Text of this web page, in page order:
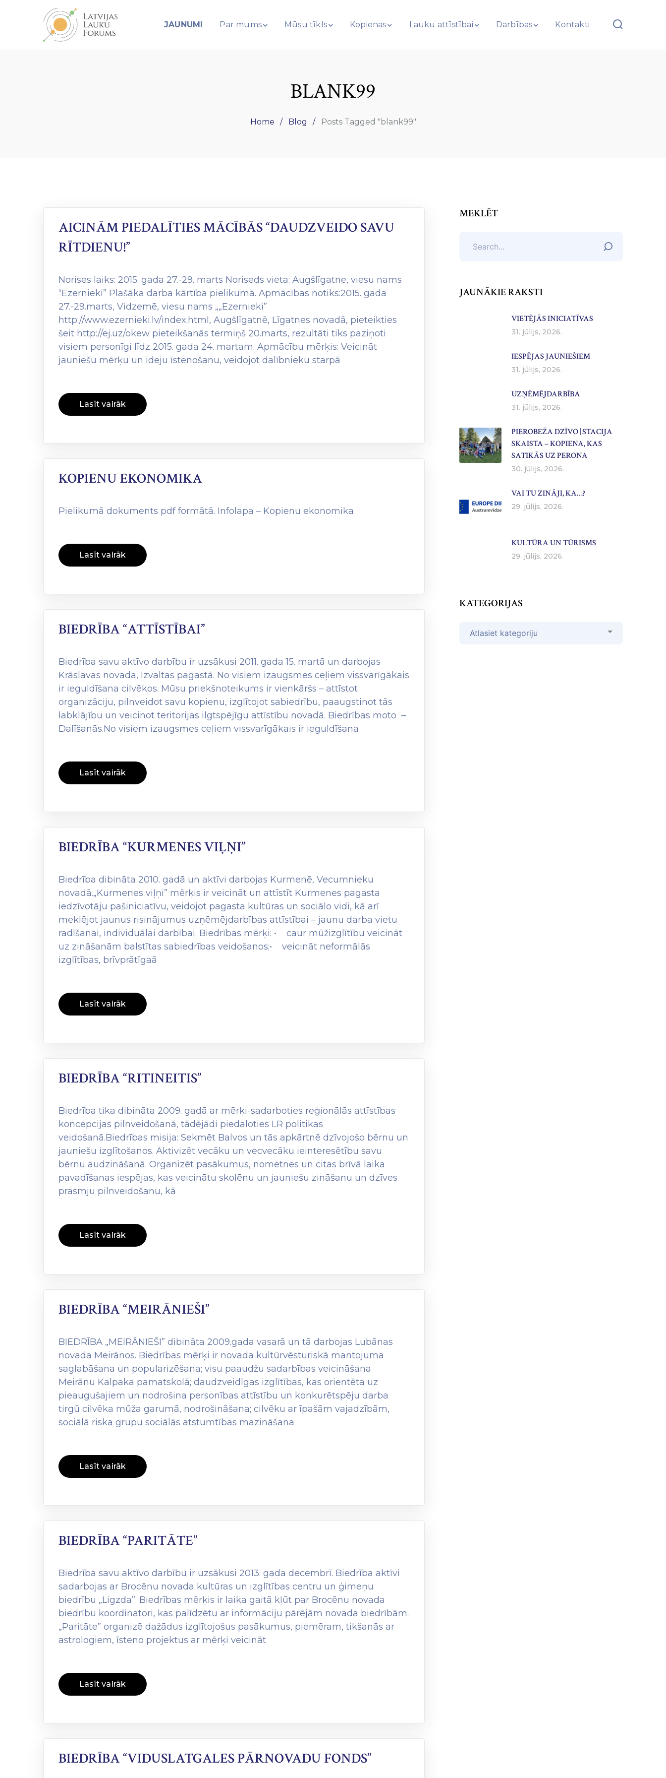
JAUNUMI Par mums Mūsu tīkls Kopienas Lauku attīstībai Darbības Kontakti
BLANK99
Home Blog Posts Tagged "blank99"
AICINĀM PIEDALĪTIES MĀCĪBĀS “DAUDZVEIDO SAVU
RĪTDIENU!”
Norises laiks: 2015. gada 27.-29. marts Noriseds vieta: Augšlīgatne, viesu nams
“Ezernieki” Plašāka darba kārtība pielikumā. Apmācības notiks:2015. gada
27.-29.marts, Vidzemē, viesu nams „„Ezernieki”
http://www.ezernieki.lv/index.html, Augšlīgatnē, Līgatnes novadā, pieteikties
šeit http://ej.uz/okew pieteikšanās termiņš 20.marts, rezultāti tiks paziņoti
visiem personīgi līdz 2015. gada 24. martam. Apmācību mērķis: Veicināt
jauniešu mērķu un ideju īstenošanu, veidojot dalībnieku starpā
Lasīt vairāk
KOPIENU EKONOMIKA
Pielikumā dokuments pdf formātā. Infolapa – Kopienu ekonomika
Lasīt vairāk
BIEDRĪBA “ATTĪSTĪBAI”
Biedrība savu aktīvo darbību ir uzsākusi 2011. gada 15. martā un darbojas
Krāslavas novada, Izvaltas pagastā. No visiem izaugsmes ceļiem vissvarīgākais
ir ieguldīšana cilvēkos. Mūsu priekšnoteikums ir vienkāršs – attīstot
organizāciju, pilnveidot savu kopienu, izglītojot sabiedrību, paaugstinot tās
labklājību un veicinot teritorijas ilgtspējīgu attīstību novadā. Biedrības moto –
Dalīšanās.No visiem izaugsmes ceļiem vissvarīgākais ir ieguldīšana
Lasīt vairāk
BIEDRĪBA “KURMENES VIĻŅI”
Biedrība dibināta 2010. gadā un aktīvi darbojas Kurmenē, Vecumnieku
novadā.„Kurmenes viļņi” mērķis ir veicināt un attīstīt Kurmenes pagasta
iedzīvotāju pašiniciatīvu, veidojot pagasta kultūras un sociālo vidi, kā arī
meklējot jaunus risinājumus uzņēmējdarbības attīstībai – jaunu darba vietu
radīšanai, individuālai darbībai. Biedrības mērķi: • caur mūžizglītību veicināt
uz zināšanām balstītas sabiedrības veidošanos;• veicināt neformālās
izglītības, brīvprātīgaā
Lasīt vairāk
BIEDRĪBA “RITINEITIS”
Biedrība tika dibināta 2009. gadā ar mērķi-sadarboties reģionālās attīstības
koncepcijas pilnveidošanā, tādējādi piedaloties LR politikas
veidošanā.Biedrības misija: Sekmēt Balvos un tās apkārtnē dzīvojošo bērnu un
jauniešu izglītošanos. Aktivizēt vecāku un vecvecāku ieinteresētību savu
bērnu audzināšanā. Organizēt pasākumus, nometnes un citas brīvā laika
pavadīšanas iespējas, kas veicinātu skolēnu un jauniešu zināšanu un dzīves
prasmju pilnveidošanu, kā
Lasīt vairāk
BIEDRĪBA “MEIRĀNIEŠI”
BIEDRĪBA „MEIRĀNIEŠI” dibināta 2009.gada vasarā un tā darbojas Lubānas
novada Meirānos. Biedrības mērķi ir novada kultūrvēsturiskā mantojuma
saglabāšana un popularizēšana; visu paaudžu sadarbības veicināšana
Meirānu Kalpaka pamatskolā; daudzveidīgas izglītības, kas orientēta uz
pieaugušajiem un nodrošina personības attīstību un konkurētspēju darba
tirgū cilvēka mūža garumā, nodrošināšana; cilvēku ar īpašām vajadzībām,
sociālā riska grupu sociālās atstumtības mazināšana
Lasīt vairāk
BIEDRĪBA “PARITĀTE”
Biedrība savu aktīvo darbību ir uzsākusi 2013. gada decembrī. Biedrība aktīvi
sadarbojas ar Brocēnu novada kultūras un izglītības centru un ģimeņu
biedrību „Ligzda”. Biedrības mērķis ir laika gaitā kļūt par Brocēnu novada
biedrību koordinatori, kas palīdzētu ar informāciju pārējām novada biedrībām.
„Paritāte” organizē dažādus izglītojošus pasākumus, piemēram, tikšanās ar
astrologiem, īsteno projektus ar mērķi veicināt
Lasīt vairāk
BIEDRĪBA “VIDUSLATGALES PĀRNOVADU FONDS”
MEKLĒT
JAUNĀKIE RAKSTI
VIETĒJĀS INICIATĪVAS
31. jūlijs, 2026.
IESPĒJAS JAUNIEŠIEM
31. jūlijs, 2026.
UZŅĒMĒJDARBĪBA
31. jūlijs, 2026.
PIEROBEŽA DZĪVO | STACIJA
SKAISTA – KOPIENA, KAS
SATIKĀS UZ PERONA
30. jūlijs, 2026.
VAI TU ZINĀJI, KA…?
29. jūlijs, 2026.
KULTŪRA UN TŪRISMS
29. jūlijs, 2026.
KATEGORIJAS